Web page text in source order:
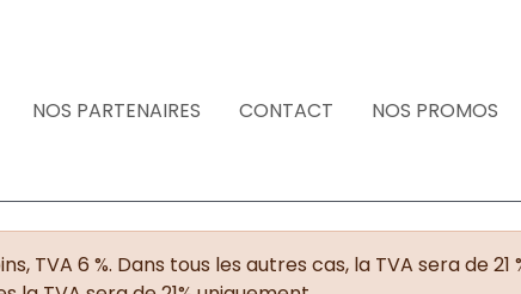
NOS PARTENAIRES CONTACT NOS PROMOS
TVA 6 %. Dans tous les autres cas, la TVA sera de 21